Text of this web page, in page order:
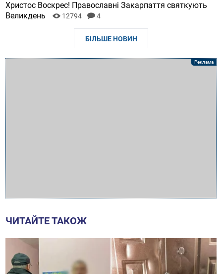
Христос Воскрес! Православні Закарпаття святкують
Великдень
12794 4
БІЛЬШЕ НОВИН
ЧИТАЙТЕ ТАКОЖ